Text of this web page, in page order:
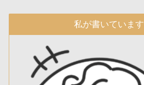
私が書いています